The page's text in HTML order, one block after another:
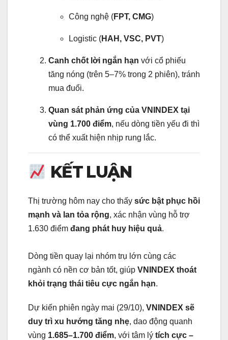
Công nghệ (FPT, CMG)
Logistic (HAH, VSC, PVT)
Canh chốt lời ngắn hạn với cổ phiếu
tăng nóng (trên 5–7% trong 2 phiên), tránh
mua đuổi.
Quan sát phản ứng của VNINDEX tại
vùng 1.700 điểm, nếu dòng tiền yếu đi thì
có thể xuất hiện nhịp rung lắc.
KẾT LUẬN
Thị trường hôm nay cho thấy sức bật phục hồi
mạnh và lan tỏa rộng, xác nhận vùng hỗ trợ
1.630 điểm đang phát huy hiệu quả.
Dòng tiền quay lại nhóm trụ lớn cùng các
ngành có nền cơ bản tốt, giúp VNINDEX thoát
khỏi trạng thái tiêu cực ngắn hạn.
Dự kiến phiên ngày mai (29/10), VNINDEX sẽ
duy trì xu hướng tăng nhẹ, dao động quanh
vùng 1.685–1.700 điểm, với tâm lý tích cực –